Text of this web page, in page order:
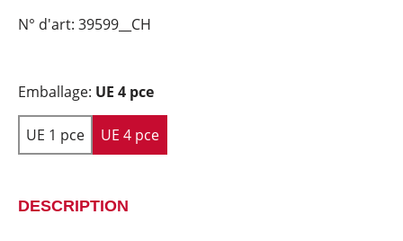
N° d'art: 39599__CH
Emballage: UE 4 pce
UE 1 pce UE 4 pce
DESCRIPTION